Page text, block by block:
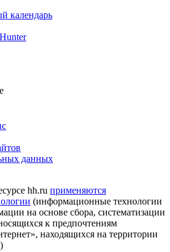
календарь
данных
hh.ru применяются
(информационные технологии
на основе сбора, систематизации
к предпочтениям
находящихся на территории